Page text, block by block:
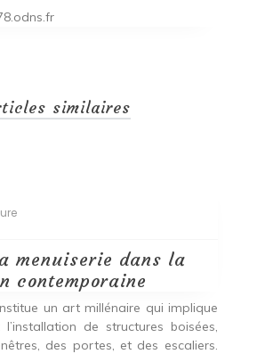
similaires
menuiserie dans la
contemporaine
un art millénaire qui implique
de structures boisées,
des portes, et des escaliers.